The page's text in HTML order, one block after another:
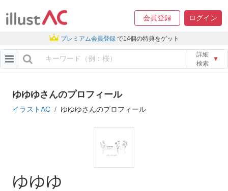
会員登録 ログイン
プレミアム会員登録 で14個の特典をゲット
詳細
検索
▼
ゆゆゆさんのプロフィール
イラストAC ゆゆゆさんのプロフィール
ゆゆゆ